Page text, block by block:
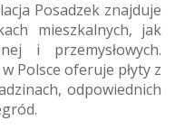
Posadzek znajduje
mieszkalnych, jak
i przemysłowych.
Polsce oferuje płyty z
odpowiednich